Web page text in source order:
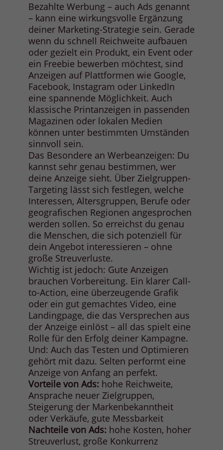
Bezahlte Werbung – auch Ads genannt
– kann eine wirkungsvolle Ergänzung
deiner Marketing-Strategie sein. Gerade
wenn du schnell Reichweite aufbauen
oder gezielt ein Produkt, ein Event oder
ein Freebie bewerben möchtest, sind
Anzeigen auf Plattformen wie Google,
Facebook, Instagram oder LinkedIn
eine spannende Möglichkeit. Auch
klassische Printanzeigen in passenden
Magazinen oder lokalen Medien
können unter bestimmten Umständen
sinnvoll sein.
Das Besondere an Werbeanzeigen: Du
kannst sehr genau bestimmen, wer
deine Anzeige sieht. Über Zielgruppen-
Targeting lässt sich festlegen, welche
Interessen, Altersgruppen, Berufe oder
geografischen Regionen angesprochen
werden sollen. So erreichst du genau
die Menschen, die sich potenziell für
dein Angebot interessieren – ohne
große Streuverluste.
Wichtig ist jedoch: Gute Anzeigen
brauchen Vorbereitung. Ein klarer Call-
to-Action, eine überzeugende Grafik
oder ein gut gemachtes Video, eine
Landingpage, die das Versprechen aus
der Anzeige einlöst – all das spielt eine
Rolle für den Erfolg deiner Kampagne.
Und: Auch das Testen und Optimieren
gehört mit dazu. Selten performt eine
Anzeige von Anfang an perfekt.
Vorteile von Ads: hohe Reichweite,
Ansprache neuer Zielgruppen,
Steigerung der Markenbekanntheit
oder Verkäufe, gute Messbarkeit
Nachteile von Ads: hohe Kosten, hoher
Streuverlust, große Konkurrenz